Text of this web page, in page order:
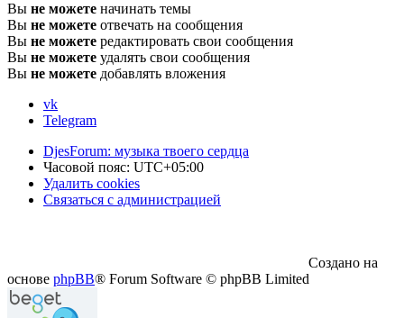
Вы не можете начинать темы
Вы не можете отвечать на сообщения
Вы не можете редактировать свои сообщения
Вы не можете удалять свои сообщения
Вы не можете добавлять вложения
vk
Telegram
DjesForum: музыка твоего сердца
Часовой пояс: UTC+05:00
Удалить cookies
Связаться с администрацией
Создано на
основе phpBB® Forum Software © phpBB Limited